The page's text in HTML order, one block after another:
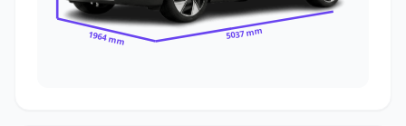
1964 mm 5037 mm